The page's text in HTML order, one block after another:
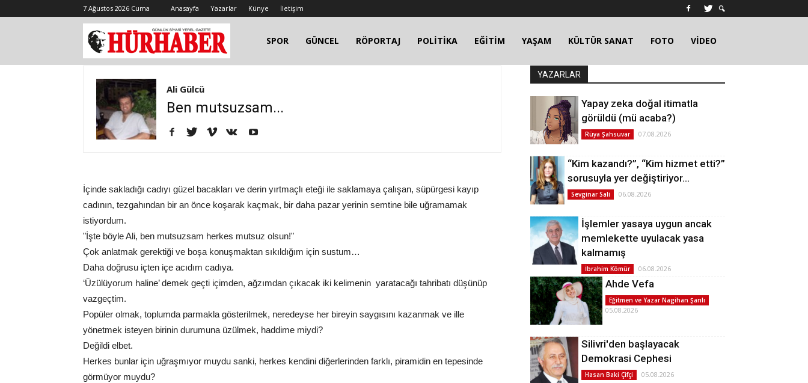
7 Ağustos 2026 Cuma Anasayfa Yazarlar Künye İletişim
SPOR GÜNCEL RÖPORTAJ POLİTİKA EĞİTİM YAŞAM KÜLTÜR SANAT FOTO VİDEO
Ali Gülcü
Ben mutsuzsam...
İçinde sakladığı cadıyı güzel bacakları ve derin yırtmaçlı eteği ile saklamaya çalışan, süpürgesi kayıp
cadının, tezgahından bir an önce koşarak kaçmak, bir daha pazar yerinin semtine bile uğramamak
istiyordum.
"İşte böyle Ali, ben mutsuzsam herkes mutsuz olsun!"
Çok anlatmak gerektiği ve boşa konuşmaktan sıkıldığım için sustum…
Daha doğrusu içten içe acıdım cadıya.
‘Üzülüyorum haline’ demek geçti içimden, ağzımdan çıkacak iki kelimenin yaratacağı tahribatı düşünüp
vazgeçtim.
Popüler olmak, toplumda parmakla gösterilmek, neredeyse her bireyin saygısını kazanmak ve ille
yönetmek isteyen birinin durumuna üzülmek, haddime miydi?
Değildi elbet.
Herkes bunlar için uğraşmıyor muydu sanki, herkes kendini diğerlerinden farklı, piramidin en tepesinde
görmüyor muydu?
YAZARLAR
Yapay zeka doğal itimatla
görüldü (mü acaba?)
Rüya Şahsuvar 07.08.2026
“Kim kazandı?”, “Kim hizmet etti?”
sorusuyla yer değiştiriyor…
Sevginar Sali 06.08.2026
İşlemler yasaya uygun ancak
memlekette uyulacak yasa
kalmamış
İbrahim Kömür 06.08.2026
Ahde Vefa
Eğitmen ve Yazar Nagihan Şanlı
05.08.2026
Silivri'den başlayacak
Demokrasi Cephesi
Hasan Baki Çifçi 05.08.2026